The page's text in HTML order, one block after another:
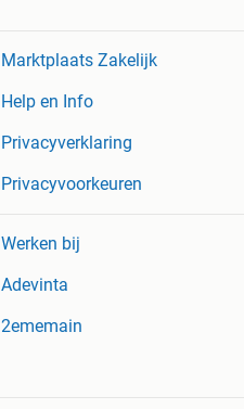
Marktplaats Zakelijk
Help en Info
Privacyverklaring
Privacyvoorkeuren
Werken bij
Adevinta
2ememain